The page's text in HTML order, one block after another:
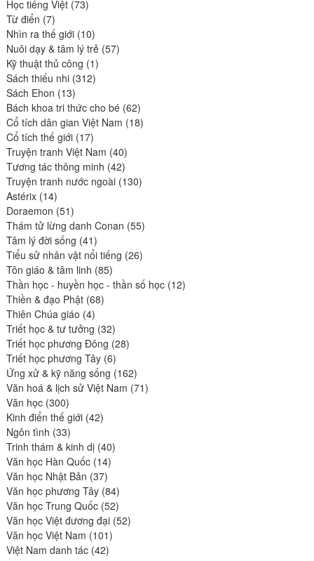
produits
Học tiếng Việt 7373
Từ điển 77
produits
Nhìn ra thế giới 1010
produits
Nuôi dạy & tâm lý trẻ 5757
Kỹ thuật thủ công 11
produit
Sách thiếu nhi 312312
Sách Ehon 1313
produits
Bách khoa tri thức cho bé 6262
produits
Cổ tích dân gian Việt Nam 1818
Cổ tích thế giới 1717
produits
Truyện tranh Việt Nam 4040
produits
Tương tác thông minh 4242
produits
Truyện tranh nước ngoài 130130
Astérix 1414
produits
Doraemon 5151
produits
Thám tử lừng danh Conan 5555
Tâm lý đời sống 4141
produits
Tiểu sử nhân vật nổi tiếng 2626
Tôn giáo & tâm linh 8585
produits
Thần học - huyền học - thần số học 1212
Thiền & đạo Phật 6868
Thiên Chúa giáo 44
produits
Triết học & tư tưởng 3232
produits
Triết học phương Đông 2828
Triết học phương Tây 66
produits
Ứng xử & kỹ năng sống 162162
produits
Văn hoá & lịch sử Việt Nam 7171
Văn học 300300
produits
Kinh điển thế giới 4242
Ngôn tình 3333
produits
Trinh thám & kinh dị 4040
Văn học Hàn Quốc 1414
produits
Văn học Nhật Bản 3737
produits
Văn học phương Tây 8484
produits
Văn học Trung Quốc 5252
produits
Văn học Việt đương đại 5252
Văn học Việt Nam 101101
produits
Việt Nam danh tác 4242